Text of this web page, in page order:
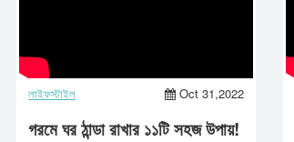
লাইফস্টাইল Oct 31,2022
গরমে ঘর ঠান্ডা রাখার ১১টি সহজ উপায়!